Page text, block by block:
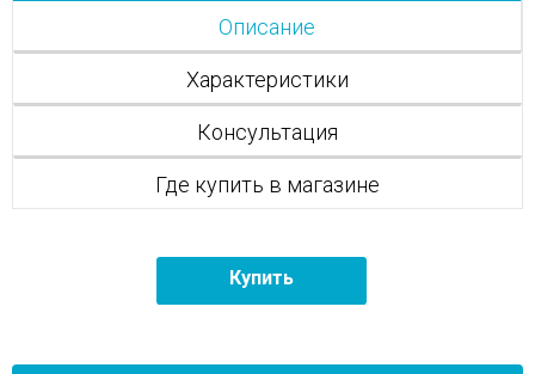
Описание
Характеристики
Консультация
Где купить в магазине
Купить